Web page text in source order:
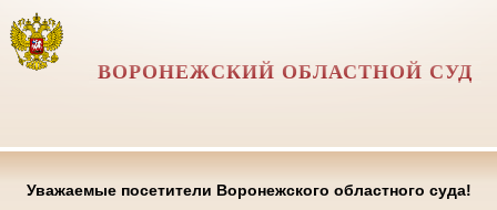
ВОРОНЕЖСКИЙ ОБЛАСТНОЙ СУД
Уважаемые посетители Воронежского областного суда!